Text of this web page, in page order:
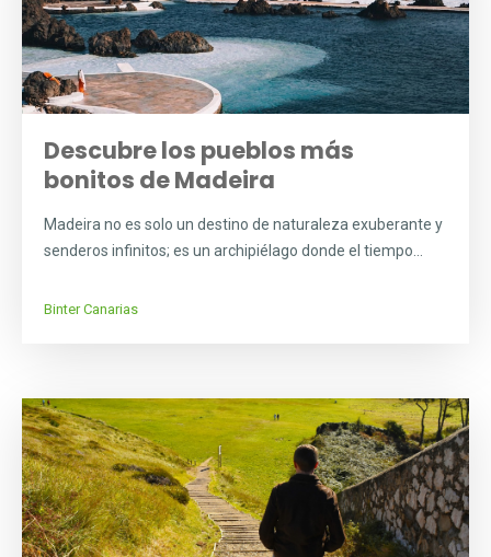
Descubre los pueblos más
bonitos de Madeira
Madeira no es solo un destino de naturaleza exuberante y
senderos infinitos; es un archipiélago donde el tiempo...
Binter Canarias